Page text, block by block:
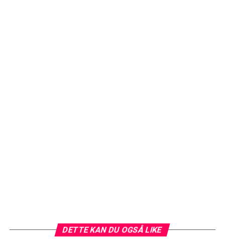
DETTE KAN DU OGSÅ LIKE